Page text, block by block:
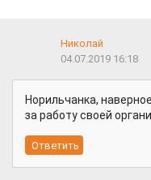
Николай
04.07.2019 16:18
Норильчанка,
за работу своей